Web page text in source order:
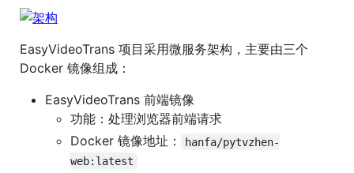
EasyVideoTrans 项目采用微服务架构，主要由三个
Docker 镜像组成：
EasyVideoTrans 前端镜像
功能：处理浏览器前端请求
Docker 镜像地址：
hanfa/pytvzhen-
web:latest